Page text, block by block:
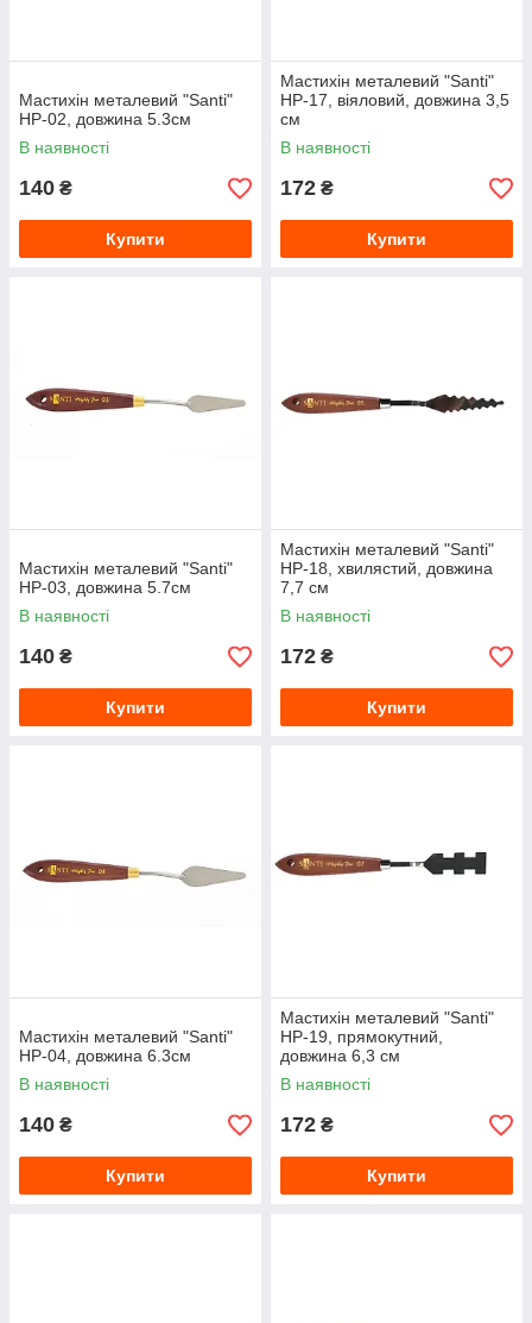
Мастихін металевий "Santi"
HP-02, довжина 5.3см
В наявності
140 ₴
Купити
Мастихін металевий "Santi"
HP-17, віяловий, довжина 3,5
см
В наявності
172 ₴
Купити
Мастихін металевий "Santi"
HP-03, довжина 5.7см
В наявності
140 ₴
Купити
Мастихін металевий "Santi"
HP-18, хвилястий, довжина
7,7 см
В наявності
172 ₴
Купити
Мастихін металевий "Santi"
HP-04, довжина 6.3см
В наявності
140 ₴
Купити
Мастихін металевий "Santi"
HP-19, прямокутний,
довжина 6,3 см
В наявності
172 ₴
Купити